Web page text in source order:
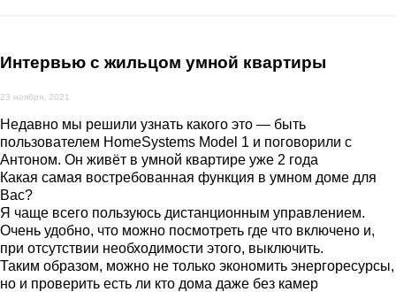
Интервью с жильцом умной квартиры
23 ноября, 2021
Недавно мы решили узнать какого это — быть
пользователем HomeSystems Model 1 и поговорили с
Антоном. Он живёт в умной квартире уже 2 года
Какая самая востребованная функция в умном доме для
Вас?
Я чаще всего пользуюсь дистанционным управлением.
Очень удобно, что можно посмотреть где что включено и,
при отсутствии необходимости этого, выключить.
Таким образом, можно не только экономить энергоресурсы,
но и проверить есть ли кто дома даже без камер